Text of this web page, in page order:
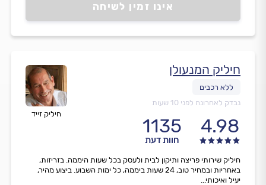
אינו זמין לשיחה
חיליק זייד
חיליק המנעולן
נבדק לאחרונה לפני 10 שעות
4.98
1135
חוות דעת
חיליק שירותי פריצה ותיקון לבית ולעסק בכל שעות היממה. בזריזות,
באחריות ובמחיר טוב, 24 שעות ביממה, כל ימות השבוע. ביצוע מהיר,
יעיל ואיכותי...